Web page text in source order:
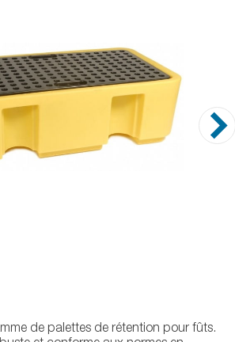
de palettes de rétention pour fûts.